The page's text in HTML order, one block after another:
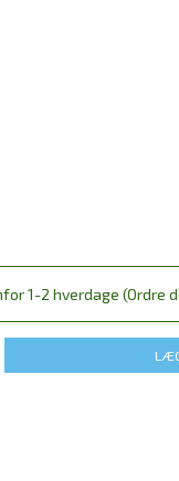
1-2 hverdage (Ordre